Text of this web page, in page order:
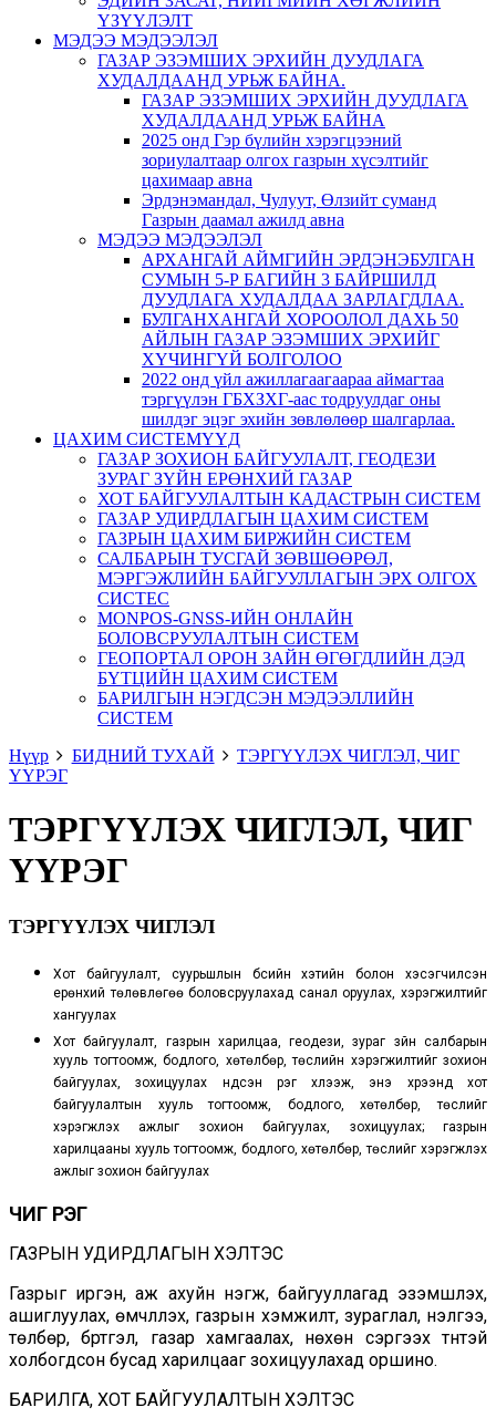
ҮЗҮҮЛЭЛТ
МЭДЭЭ МЭДЭЭЛЭЛ
ГАЗАР ЭЗЭМШИХ ЭРХИЙН ДУУДЛАГА
ХУДАЛДААНД УРЬЖ БАЙНА.
ГАЗАР ЭЗЭМШИХ ЭРХИЙН ДУУДЛАГА
ХУДАЛДААНД УРЬЖ БАЙНА
2025 онд Гэр бүлийн хэрэгцээний
зориулалтаар олгох газрын хүсэлтийг
цахимаар авна
Эрдэнэмандал, Чулуут, Өлзийт суманд
Газрын даамал ажилд авна
МЭДЭЭ МЭДЭЭЛЭЛ
АРХАНГАЙ АЙМГИЙН ЭРДЭНЭБУЛГАН
СУМЫН 5-Р БАГИЙН 3 БАЙРШИЛД
ДУУДЛАГА ХУДАЛДАА ЗАРЛАГДЛАА.
БУЛГАНХАНГАЙ ХОРООЛОЛ ДАХЬ 50
АЙЛЫН ГАЗАР ЭЗЭМШИХ ЭРХИЙГ
ХҮЧИНГҮЙ БОЛГОЛОО
2022 онд үйл ажиллагаагаараа аймагтаа
тэргүүлэн ГБХЗХГ-аас тодруулдаг оны
шилдэг эцэг эхийн зөвлөлөөр шалгарлаа.
ЦАХИМ СИСТЕМҮҮД
ГАЗАР ЗОХИОН БАЙГУУЛАЛТ, ГЕОДЕЗИ
ЗУРАГ ЗҮЙН ЕРӨНХИЙ ГАЗАР
ХОТ БАЙГУУЛАЛТЫН КАДАСТРЫН СИСТЕМ
ГАЗАР УДИРДЛАГЫН ЦАХИМ СИСТЕМ
ГАЗРЫН ЦАХИМ БИРЖИЙН СИСТЕМ
САЛБАРЫН ТУСГАЙ ЗӨВШӨӨРӨЛ,
МЭРГЭЖЛИЙН БАЙГУУЛЛАГЫН ЭРХ ОЛГОХ
СИСТЕС
MONPOS-GNSS-ИЙН ОНЛАЙН
БОЛОВСРУУЛАЛТЫН СИСТЕМ
ГЕОПОРТАЛ ОРОН ЗАЙН ӨГӨГДЛИЙН ДЭД
БҮТЦИЙН ЦАХИМ СИСТЕМ
БАРИЛГЫН НЭГДСЭН МЭДЭЭЛЛИЙН
СИСТЕМ
Нүүр
БИДНИЙ ТУХАЙ
ТЭРГҮҮЛЭХ ЧИГЛЭЛ, ЧИГ
ҮҮРЭГ
ТЭРГҮҮЛЭХ ЧИГЛЭЛ, ЧИГ
ҮҮРЭГ
ТЭРГҮҮЛЭХ ЧИГЛЭЛ
Хот байгуулалт, суурьшлын бүсийн хэтийн болон хэсэгчилсэн
ерөнхий төлөвлөгөө боловсруулахад санал оруулах, хэрэгжилтийг
хангуулах
Хот байгуулалт, газрын харилцаа, геодези, зураг зүйн салбарын
хууль тогтоомж, бодлого, хөтөлбөр, төслийн хэрэгжилтийг зохион
байгуулах, зохицуулах үндсэн үүрэг хүлээж, энэ хүрээнд хот
байгуулалтын хууль тогтоомж, бодлого, хөтөлбөр, төслийг
хэрэгжүүлэх ажлыг зохион байгуулах, зохицуулах; газрын
харилцааны хууль тогтоомж, бодлого, хөтөлбөр, төслийг хэрэгжүүлэх
ажлыг зохион байгуулах
​ЧИГ ҮҮРЭГ
ГАЗРЫН УДИРДЛАГЫН ХЭЛТЭС
Газрыг иргэн, аж ахуйн нэгж, байгууллагад эзэмшүүлэх,
ашиглуулах, өмчлүүлэх, газрын хэмжилт, зураглал, үнэлгээ,
төлбөр, бүртгэл, газар хамгаалах, нөхөн сэргээх түүнтэй
холбогдсон бусад харилцааг зохицуулахад оршино.
БАРИЛГА, ХОТ БАЙГУУЛАЛТЫН ХЭЛТЭС